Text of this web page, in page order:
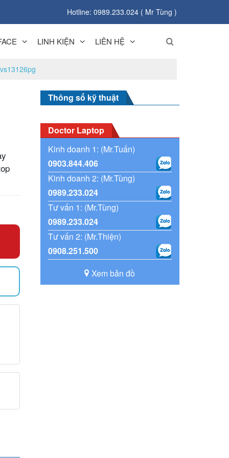
Hotline: 0989.233.024 ( Mr Tùng )
LINH KIỆN LIÊN HỆ
Thông số kỹ thuật
Doctor Laptop
Kinh doanh 1: (Mr.Tuấn)
0903.844.406
Kinh doanh 2: (Mr.Tùng)
0989.233.024
Tư vấn 1: (Mr.Tùng)
0989.233.024
Tư vấn 2: (Mr.Thiện)
0908.251.500
Xem bản đồ